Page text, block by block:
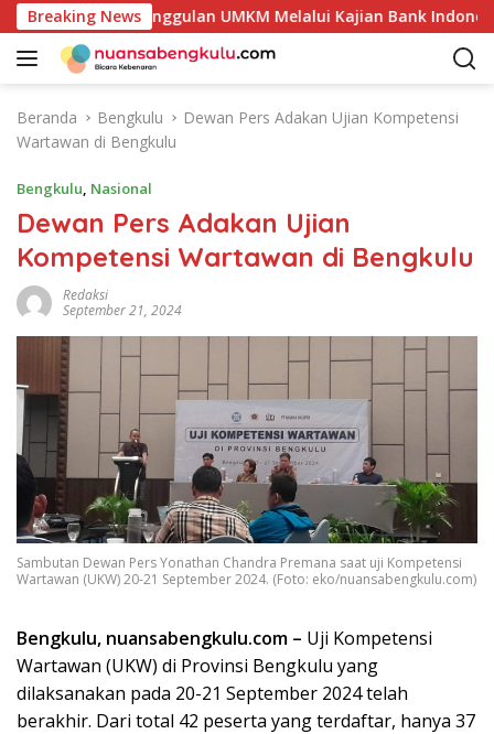
a
Breaking News
Produk Unggulan UMKM Melalui Kajian Bank Indonesia
Beranda Bengkulu
Dewan Pers Adakan Ujian Kompetensi
Wartawan di Bengkulu
Bengkulu, Nasional
Dewan Pers Adakan Ujian
Kompetensi Wartawan di Bengkulu
Redaksi
September 21, 2024
Sambutan Dewan Pers Yonathan Chandra Premana saat uji Kompetensi
Wartawan (UKW) 20-21 September 2024. (Foto: eko/nuansabengkulu.com)
Bengkulu, nuansabengkulu.com – Uji Kompetensi
Wartawan (UKW) di Provinsi Bengkulu yang
dilaksanakan pada 20-21 September 2024 telah
berakhir. Dari total 42 peserta yang terdaftar, hanya 37